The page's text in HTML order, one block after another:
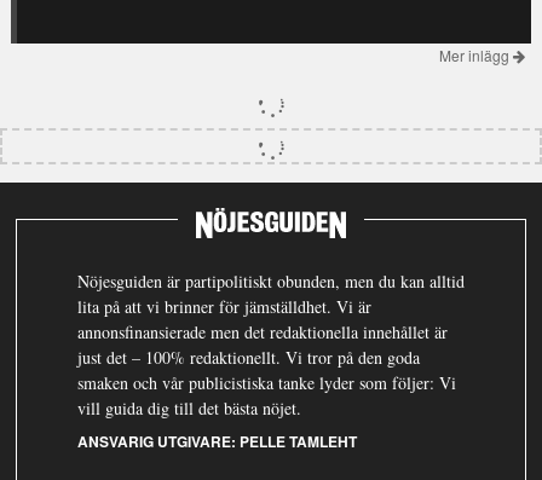
Mer inlägg
Nöjesguiden är partipolitiskt obunden, men du kan alltid
lita på att vi brinner för jämställdhet. Vi är
annonsfinansierade men det redaktionella innehållet är
just det – 100% redaktionellt. Vi tror på den goda
smaken och vår publicistiska tanke lyder som följer: Vi
vill guida dig till det bästa nöjet.
ANSVARIG UTGIVARE: PELLE TAMLEHT